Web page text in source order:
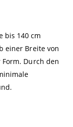
bis 140 cm
einer Breite von
Durch den